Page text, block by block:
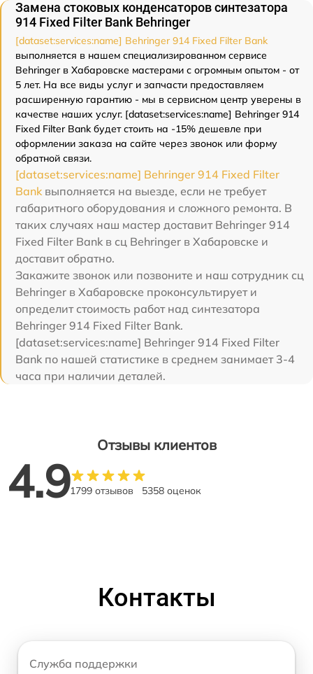
Замена стоковых конденсаторов синтезатора
914 Fixed Filter Bank Behringer
[dataset:services:name] Behringer 914 Fixed Filter Bank
выполняется в нашем специализированном сервисе
Behringer в Хабаровске мастерами с огромным опытом - от
5 лет. На все виды услуг и запчасти предоставляем
расширенную гарантию - мы в сервисном центр уверены в
качестве наших услуг. [dataset:services:name] Behringer 914
Fixed Filter Bank будет стоить на -15% дешевле при
оформлении заказа на сайте через звонок или форму
обратной связи.
[dataset:services:name] Behringer 914 Fixed Filter
Bankвыполняется на выезде, если не требует
габаритного оборудования и сложного ремонта. В
таких случаях наш мастер доставит Behringer 914
Fixed Filter Bank в сц Behringer в Хабаровске и
доставит обратно.
Закажите звонок или позвоните и наш сотрудник сц
Behringer в Хабаровске проконсультирует и
определит стоимость работ над синтезатора
Behringer 914 Fixed Filter Bank.
[dataset:services:name] Behringer 914 Fixed Filter
Bank по нашей статистике в среднем занимает 3-4
часа при наличии деталей.
Отзывы клиентов
4.91799 отзывов 5358 оценок
Контакты
Служба поддержки